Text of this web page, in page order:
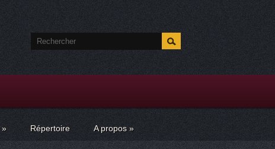
» Répertoire A propos »